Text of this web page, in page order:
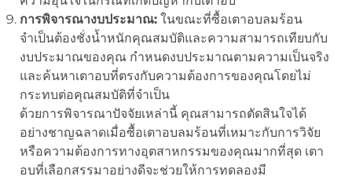
การพิจารณางบประมาณ: ในขณะที่ซื้อเตาอบลมร้อน
จำเป็นต้องชั่งน้ำหนักคุณสมบัติและความสามารถเทียบกับ
งบประมาณของคุณ กำหนดงบประมาณตามความเป็นจริง
และค้นหาเตาอบที่ตรงกับความต้องการของคุณโดยไม่
กระทบต่อคุณสมบัติที่จำเป็น
ด้วยการพิจารณาปัจจัยเหล่านี้ คุณสามารถตัดสินใจได้
อย่างชาญฉลาดเมื่อซื้อเตาอบลมร้อนที่เหมาะกับการวิจัย
หรือความต้องการทางอุตสาหกรรมของคุณมากที่สุด เตา
อบที่เลือกสรรมาอย่างดีจะช่วยให้การทดลองมี